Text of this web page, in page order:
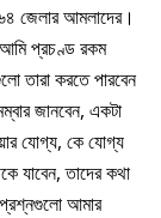
জেলার আমলাদের।
আমি প্রচণ্ড রকম
তারা করতে পারবেন
জানবেন, একটা
যোগ্য, কে যোগ্য
যাবেন, তাদের কথা
প্রশ্নগুলো আমার